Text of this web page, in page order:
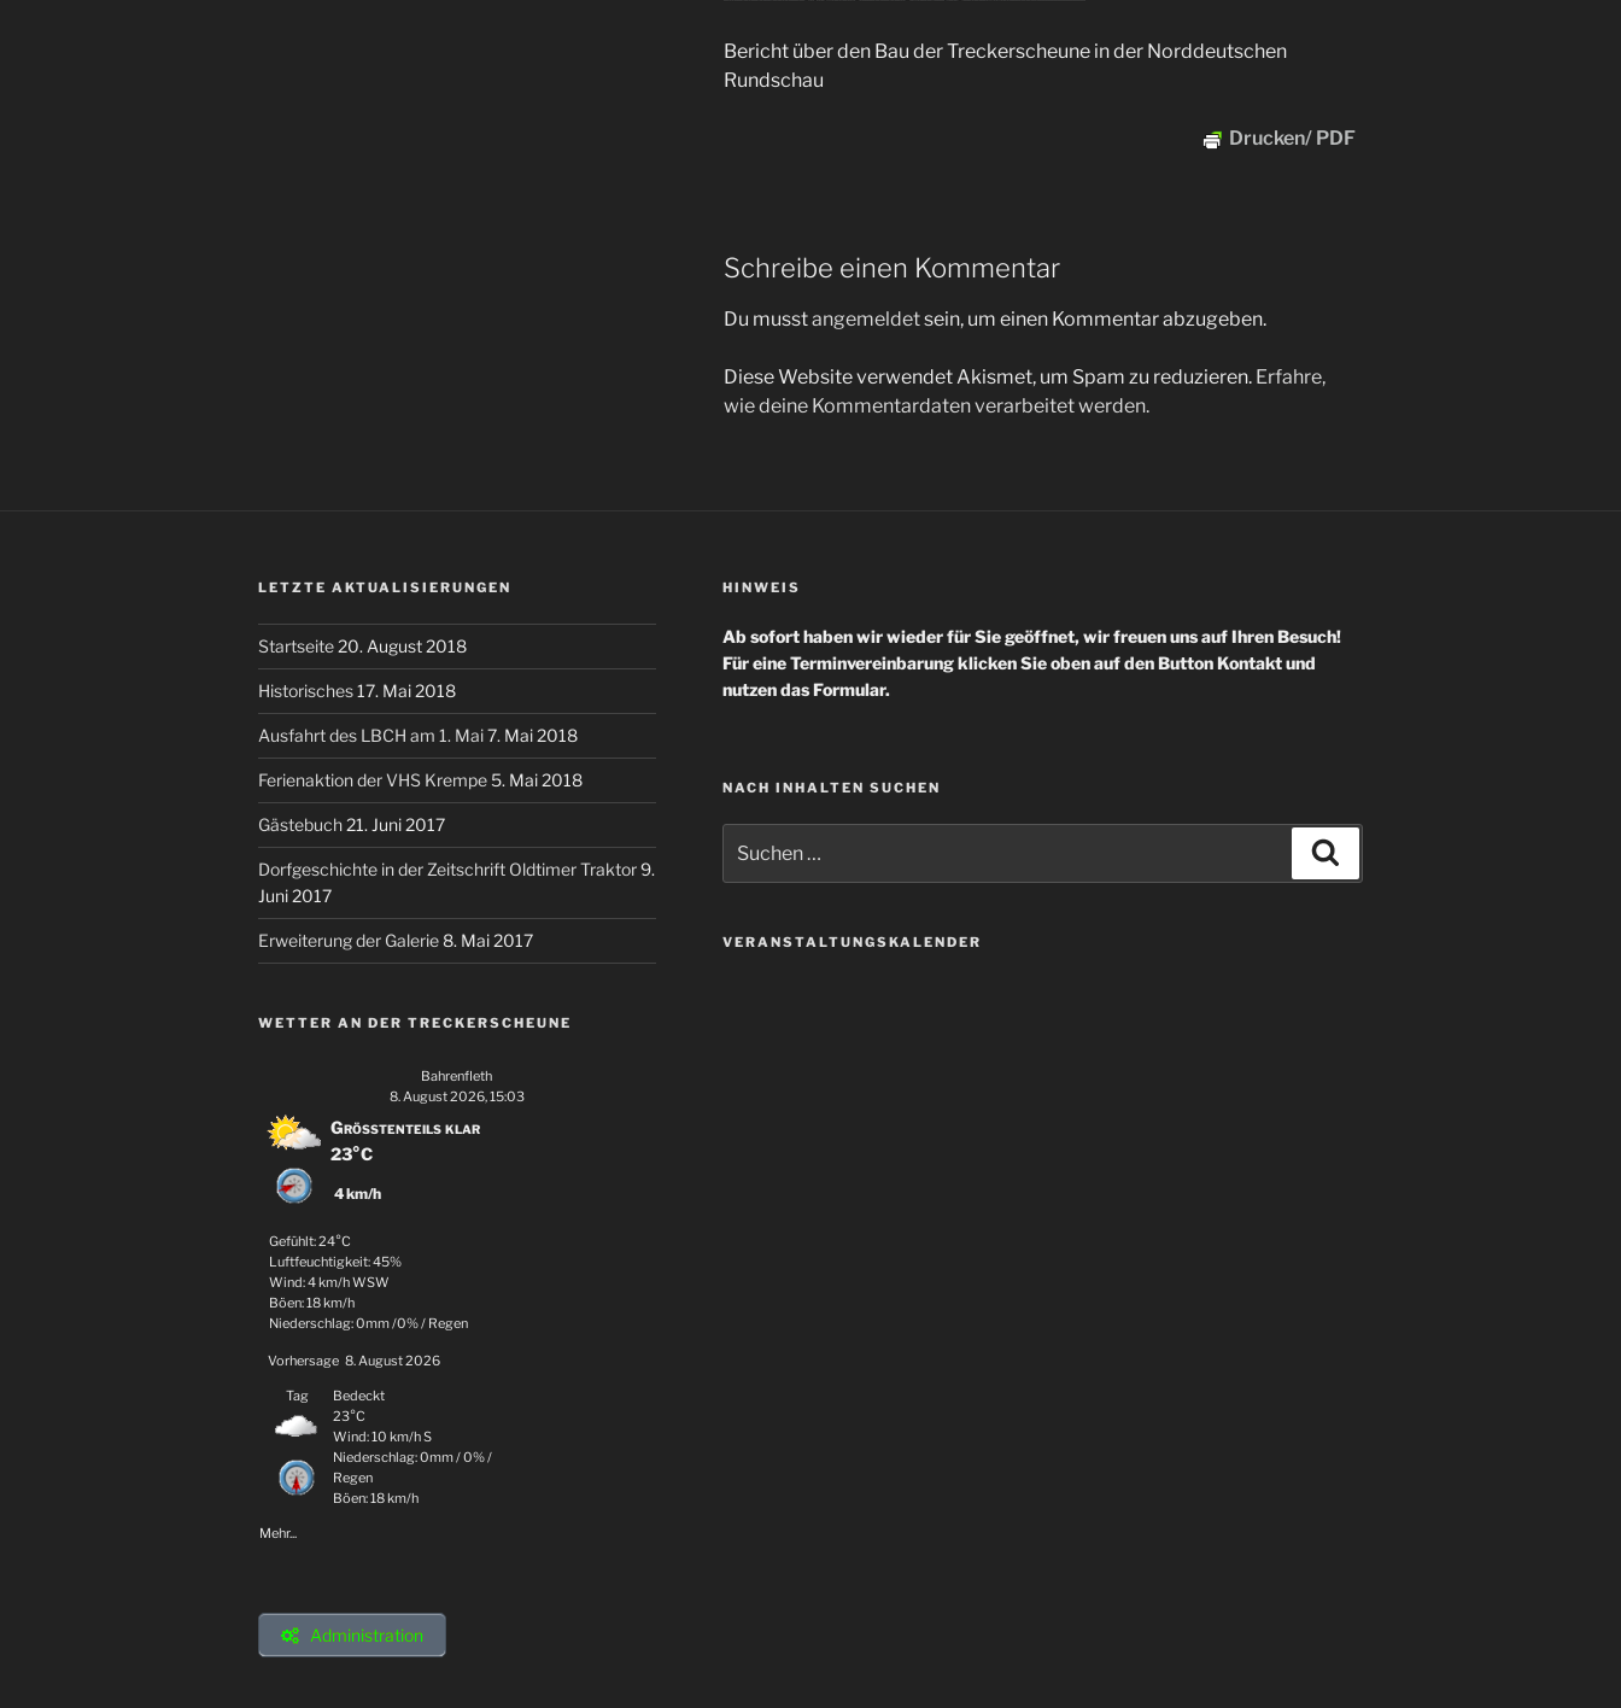
Bericht über den Bau der Treckerscheune in der Norddeutschen
Rundschau
Drucken/ PDF
Schreibe einen Kommentar
Du musstangemeldetsein, um einen Kommentar abzugeben.
Diese Website verwendet Akismet, um Spam zu reduzieren. Erfahre,
wie deine Kommentardaten verarbeitet werden.
LETZTE AKTUALISIERUNGEN
Startseite20. August 2018
Historisches17. Mai 2018
Ausfahrt des LBCH am 1. Mai7. Mai 2018
Ferienaktion der VHS Krempe 5. Mai 2018
Gästebuch21. Juni 2017
Dorfgeschichte in der Zeitschrift Oldtimer Traktor9.
Juni 2017
Erweiterung der Galerie 8. Mai 2017
WETTER AN DER TRECKERSCHEUNE
Bahrenfleth
8. August 2026, 15:03
Größtenteils klar
23°C
4 km/h
Gefühlt: 24°C
Luftfeuchtigkeit: 45%
Wind: 4 km/h WSW
Böen: 18 km/h
Niederschlag:0mm/0%/ Regen
Vorhersage 8. August 2026
Tag
Bedeckt
23°C
Wind: 10 km/h S
Niederschlag:0mm/0%/
Regen
Böen: 18 km/h
Mehr...
Administration
HINWEIS
Ab sofort haben wir wieder für Sie geöffnet, wir freuen uns auf Ihren Besuch!
Für eine Terminvereinbarung klicken Sie oben auf den Button Kontakt und
nutzen das Formular.
NACH INHALTEN SUCHEN
nach:
VERANSTALTUNGSKALENDER